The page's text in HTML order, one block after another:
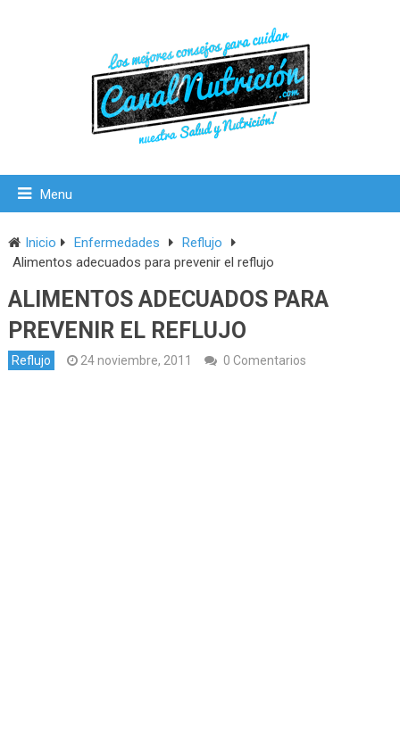
Menu
Inicio Enfermedades
Reflujo
Alimentos adecuados para prevenir el reflujo
ALIMENTOS ADECUADOS PARA
PREVENIR EL REFLUJO
Reflujo 24 noviembre, 2011 0 Comentarios